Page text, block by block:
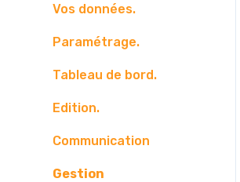
Boite mail
Vos données.
Paramétrage.
Tableau de bord.
Edition.
Communication
Gestion